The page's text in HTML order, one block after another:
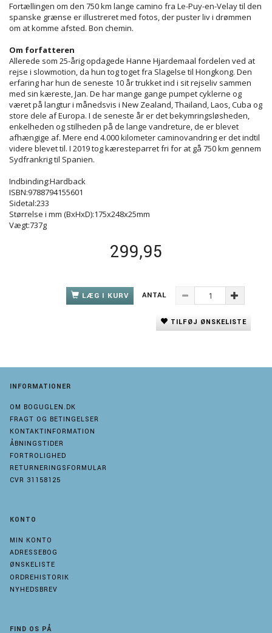
Fortællingen om den 750 km lange camino fra Le-Puy-en-Velay til den
spanske grænse er illustreret med fotos, der puster liv i drømmen
om at komme afsted. Bon chemin.
Om forfatteren
Allerede som 25-årig opdagede Hanne Hjardemaal fordelen ved at
rejse i slowmotion, da hun tog toget fra Slagelse til Hongkong. Den
erfaring har hun de seneste 10 år trukket ind i sit rejseliv sammen
med sin kæreste, Jan. De har mange gange pumpet cyklerne og
været på langtur i månedsvis i New Zealand, Thailand, Laos, Cuba og
store dele af Europa. I de seneste år er det bekymringsløsheden,
enkelheden og stilheden på de lange vandreture, de er blevet
afhængige af. Mere end 4.000 kilometer caminovandring er det indtil
videre blevet til. I 2019 tog kæresteparret fri for at gå 750 km gennem
Sydfrankrig til Spanien.
Indbinding:Hardback
ISBN:9788794155601
Sidetal:233
Størrelse i mm (BxHxD):175x248x25mm
Vægt:737g
299,95
LÆG I KURV ANTAL
TILFØJ ØNSKELISTE
INFORMATIONER
OM BOGUGLEN.DK
FRAGT OG BETINGELSER
KONTAKTINFORMATION
ÅBNINGSTIDER
FORTROLIGHED
RETURNERINGSFORMULAR
CVR 31158125
KONTO
MIN KONTO
ADRESSEBOG
ØNSKELISTE
ORDREHISTORIK
NYHEDSBREV
FIND OS PÅ